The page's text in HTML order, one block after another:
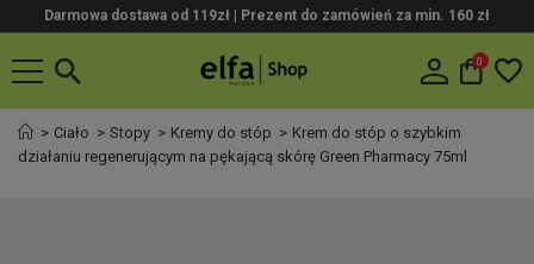
Darmowa dostawa od 119zł | Prezent do zamówień za min. 160 zł
0
Ciało Stopy Kremy do stóp
Krem do stóp o szybkim
działaniu regenerującym na pękającą skórę Green Pharmacy 75ml